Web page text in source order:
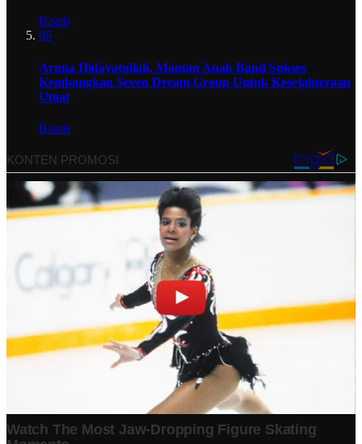
Bisnis
05
Aruna Hidayatullah, Mantan Anak Band Sukses
Kembangkan Seven Dream Group Untuk Kesejahteraan
Umat
Bisnis